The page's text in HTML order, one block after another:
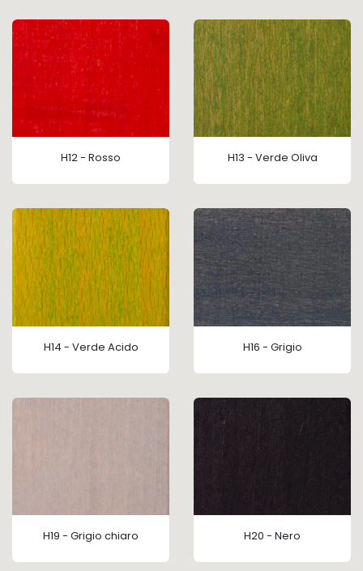
H12 - Rosso H13 - Verde Oliva
H14 - Verde Acido H16 - Grigio
H19 - Grigio chiaro H20 - Nero